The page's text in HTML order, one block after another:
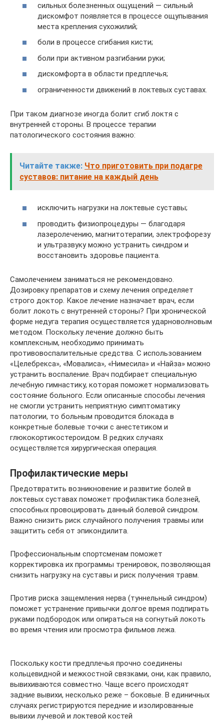
сильных болезненных ощущений — сильный
дискомфот появляется в процессе ощупывания
места крепления сухожилий;
боли в процессе сгибания кисти;
боли при активном разгибании руки;
дискомфорта в области предплечья;
ограниченности движений в локтевых суставах.
При таком диагнозе иногда болит сгиб локтя с
внутренней стороны. В процессе терапии
патологического состояния важно:
Читайте также: Что приготовить при подагре
суставов: питание на каждый день
исключить нагрузки на локтевые суставы;
проводить физиопроцедуры — благодаря
лазеролечению, магнитотерапии, электрофорезу
и ультразвуку можно устранить синдром и
восстановить здоровье пациента.
Самолечением заниматься не рекомендовано.
Дозировку препаратов и схему лечения определяет
строго доктор. Какое лечение назначает врач, если
болит локоть с внутренней стороны? При хронической
форме недуга терапия осуществляется ударноволновым
методом. Поскольку лечение должно быть
комплексным, необходимо принимать
противовоспалительные средства. С использованием
«Целебрекса», «Мовалиса», «Нимесила» и «Найза» можно
устранить воспаление. Врач подбирает специальную
лечебную гимнастику, которая поможет нормализовать
состояние больного. Если описанные способы лечения
не смогли устранить неприятную симптоматику
патологии, то больным проводится блокада в
конкретные болевые точки с анестетиком и
глюкокортикостероидом. В редких случаях
осуществляется хирургическая операция.
Профилактические меры
Предотвратить возникновение и развитие болей в
локтевых суставах поможет профилактика болезней,
способных провоцировать данный болевой синдром.
Важно снизить риск случайного получения травмы или
защитить себя от эпикондилита.
Профессиональным спортсменам поможет
корректировка их программы тренировок, позволяющая
снизить нагрузку на суставы и риск получения травм.
Против риска защемления нерва (туннельный синдром)
поможет устранение привычки долгое время подпирать
руками подбородок или опираться на согнутый локоть
во время чтения или просмотра фильмов лежа.
Поскольку кости предплечья прочно соединены
кольцевидной и межкостной связками, они, как правило,
вывихиваются совместно. Чаще всего происходят
задние вывихи, несколько реже – боковые. В единичных
случаях регистрируются передние и изолированные
вывихи лучевой и локтевой костей